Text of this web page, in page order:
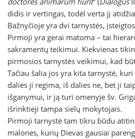
didis ir vertingas, todėl verta jį
Bažnyčioje yra dvi tarnystės,
Pirmoji yra gerai matoma – tai
sakramentų teikimui. Kiekvienas
pirmosios tarnystės veikimui, kad
Tačiau šalia jos yra kita tarnystė,
dalies ji regima, iš dalies ne, bet ji
išganymui, ir ją turi omenyje šv.
išrinktieji tampa sielų mokytojais.
Pirmoji tarnystė tam tikru būdu
malones, kurių Dievas gausiai